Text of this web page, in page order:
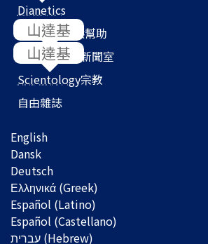
Dianetics
我們如何提供幫助
Scientology
新聞室
Scientology宗教
自由雜誌
English
Dansk
Deutsch
Ελληνικά (Greek)
Español (Latino)
Español (Castellano)
山達基
山達基